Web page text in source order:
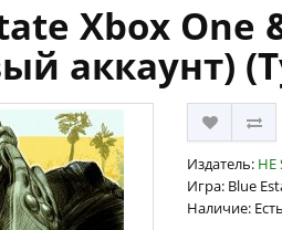
Xbox One
аккаунт)
Издатель: HE
Игра: Blue
Наличие: